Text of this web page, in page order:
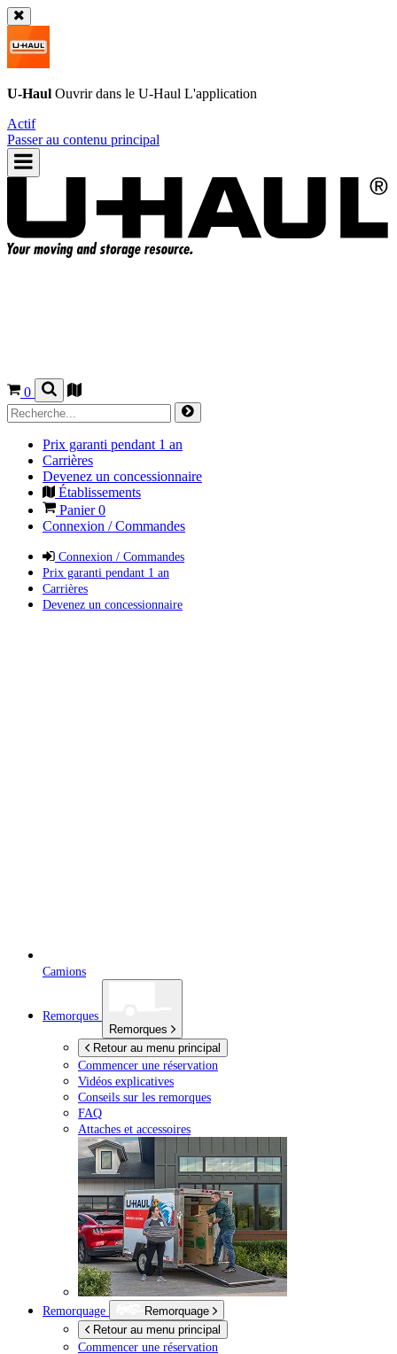
U-Haul Ouvrir dans le U-Haul L'application
Actif
Passer au contenu principal
0
Prix garanti pendant 1 an
Carrières
Devenez un concessionnaire
Établissements
Panier0
Connexion / Commandes
Connexion / Commandes
Prix garanti pendant 1 an
Carrières
Devenez un concessionnaire
Camions
Remorques
Remorques
Retour au menu principal
Commencer une réservation
Vidéos explicatives
Conseils sur les remorques
FAQ
Attaches et accessoires
Remorquage
Remorquage
Retour au menu principal
Commencer une réservation